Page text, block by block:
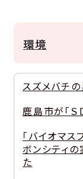
環境
スズメバチ
鹿島市が「
「バイオマ
ボンシティ
た